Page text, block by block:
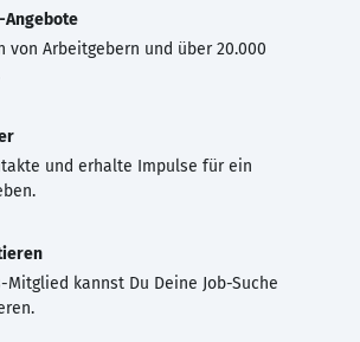
Angebote
von Arbeitgebern und über 20.000
und erhalte Impulse für ein
Mitglied kannst Du Deine Job-Suche